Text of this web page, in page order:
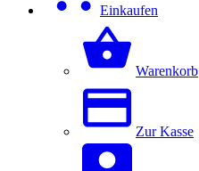
Einkaufen
Warenkorb
Zur Kasse